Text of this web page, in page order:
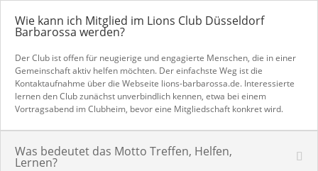
Wie kann ich Mitglied im Lions Club Düsseldorf
Barbarossa werden?
Der Club ist offen für neugierige und engagierte Menschen, die in einer
Gemeinschaft aktiv helfen möchten. Der einfachste Weg ist die
Kontaktaufnahme über die Webseite lions-barbarossa.de. Interessierte
lernen den Club zunächst unverbindlich kennen, etwa bei einem
Vortragsabend im Clubheim, bevor eine Mitgliedschaft konkret wird.
Was bedeutet das Motto Treffen, Helfen,
Lernen?